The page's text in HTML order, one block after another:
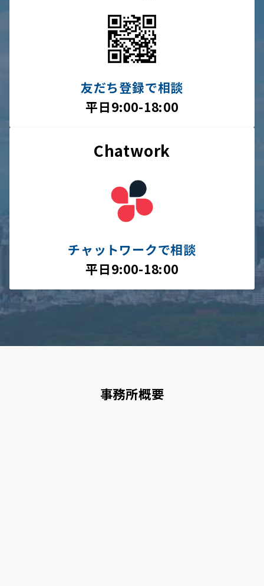
友だち登録で相談
平日9:00-18:00
Chatwork
チャットワークで相談
平日9:00-18:00
事務所概要